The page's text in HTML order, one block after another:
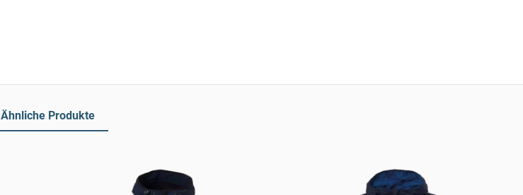
Ähnliche Produkte